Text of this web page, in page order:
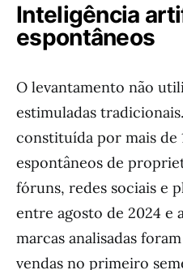
Inteligência
espontâneos
O levantamento não
estimuladas
constituída por mais de
espontâneos de
fóruns, redes sociais e
entre agosto de 2024 e
marcas analisadas
vendas no primeiro